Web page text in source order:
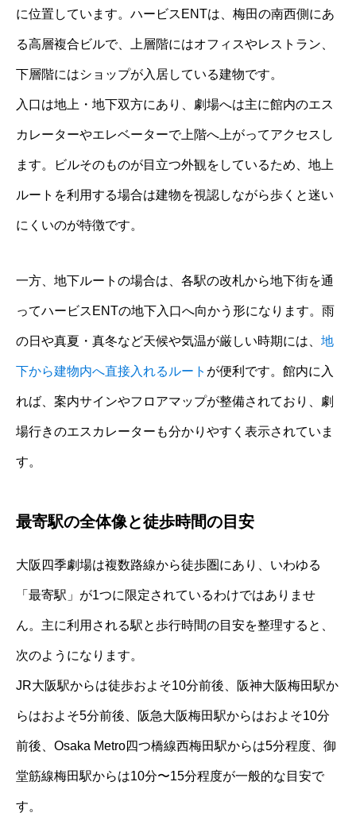
に位置しています。ハービスENTは、梅田の南西側にあ
る高層複合ビルで、上層階にはオフィスやレストラン、
下層階にはショップが入居している建物です。
入口は地上・地下双方にあり、劇場へは主に館内のエス
カレーターやエレベーターで上階へ上がってアクセスし
ます。ビルそのものが目立つ外観をしているため、地上
ルートを利用する場合は建物を視認しながら歩くと迷い
にくいのが特徴です。
一方、地下ルートの場合は、各駅の改札から地下街を通
ってハービスENTの地下入口へ向かう形になります。雨
の日や真夏・真冬など天候や気温が厳しい時期には、 地
下から建物内へ直接入れるルート が便利です。館内に入
れば、案内サインやフロアマップが整備されており、劇
場行きのエスカレーターも分かりやすく表示されていま
す。
最寄駅の全体像と徒歩時間の目安
大阪四季劇場は複数路線から徒歩圏にあり、いわゆる
「最寄駅」が1つに限定されているわけではありませ
ん。主に利用される駅と歩行時間の目安を整理すると、
次のようになります。
JR大阪駅からは徒歩およそ10分前後、阪神大阪梅田駅か
らはおよそ5分前後、阪急大阪梅田駅からはおよそ10分
前後、Osaka Metro四つ橋線西梅田駅からは5分程度、御
堂筋線梅田駅からは10分〜15分程度が一般的な目安で
す。